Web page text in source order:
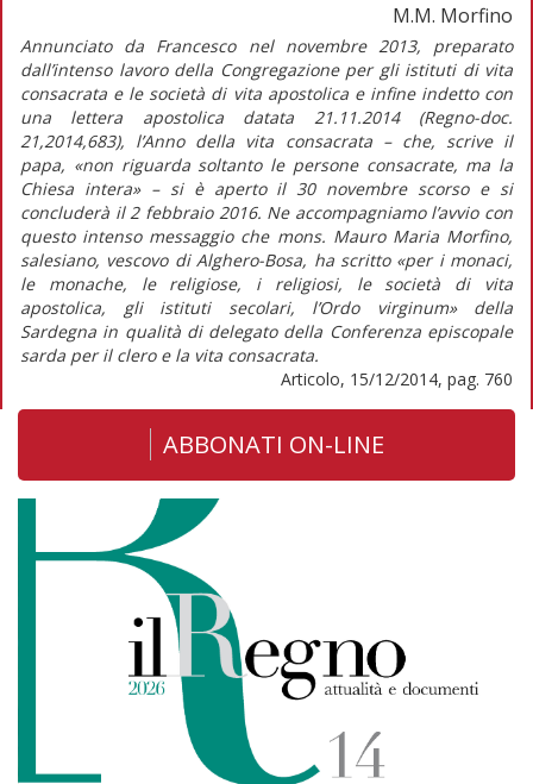
M.M. Morfino
Annunciato da Francesco nel novembre 2013, preparato
dall’intenso lavoro della Congregazione per gli istituti di vita
consacrata e le società di vita apostolica e infine indetto con
una lettera apostolica datata 21.11.2014 (Regno-doc.
21,2014,683), l’Anno della vita consacrata – che, scrive il
papa, «non riguarda soltanto le persone consacrate, ma la
Chiesa intera» – si è aperto il 30 novembre scorso e si
concluderà il 2 febbraio 2016. Ne accompagniamo l’avvio con
questo intenso messaggio che mons. Mauro Maria Morfino,
salesiano, vescovo di Alghero-Bosa, ha scritto «per i monaci,
le monache, le religiose, i religiosi, le società di vita
apostolica, gli istituti secolari, l’Ordo virginum» della
Sardegna in qualità di delegato della Conferenza episcopale
sarda per il clero e la vita consacrata.
Articolo, 15/12/2014, pag. 760
ABBONATI ON-LINE